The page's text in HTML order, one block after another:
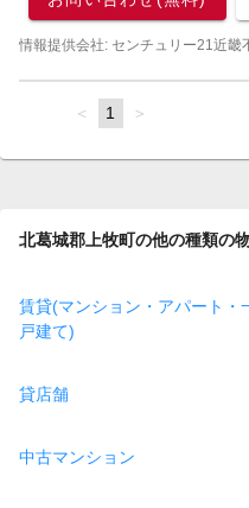
情報提供会社: センチュリー21近畿
page
You're
page
1 page
北葛城郡上牧町の他の種類の
賃貸(マンション・アパート・
戸建て)
貸店舗
中古マンション